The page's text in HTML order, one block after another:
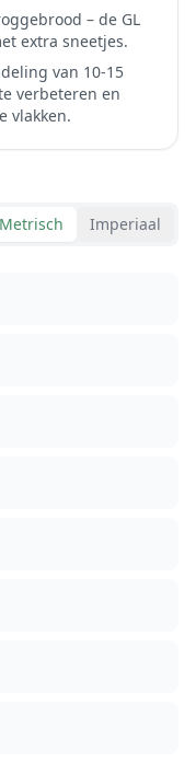
– de GL
extra sneetjes.
van 10-15
verbeteren en
vlakken.
Metrisch Imperiaal